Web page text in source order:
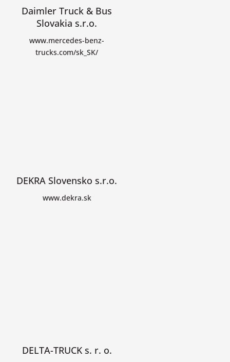
Daimler Truck & Bus
Slovakia s.r.o.
www.mercedes-benz-
trucks.com/sk_SK/
DEKRA Slovensko s.r.o.
www.dekra.sk
DELTA-TRUCK s. r. o.